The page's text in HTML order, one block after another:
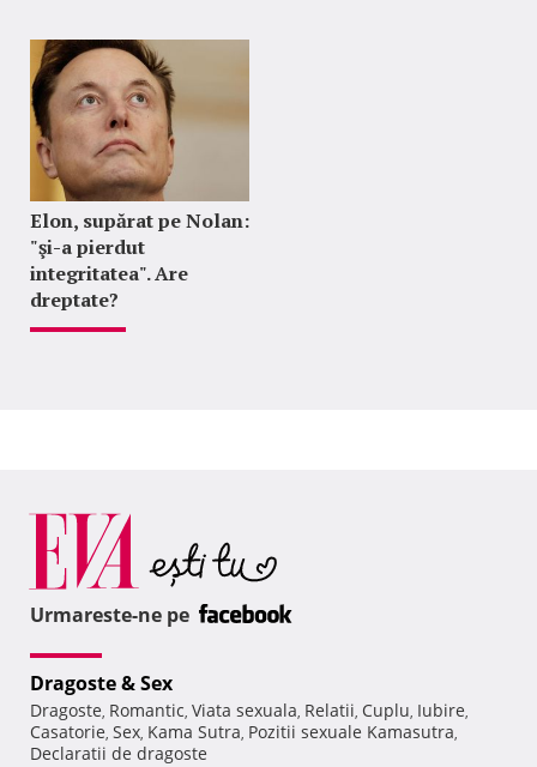
Elon, supărat pe Nolan:
"şi-a pierdut
integritatea". Are
dreptate?
Urmareste-ne pe
Dragoste & Sex
Dragoste, Romantic, Viata sexuala, Relatii, Cuplu, Iubire,
Casatorie, Sex, Kama Sutra, Pozitii sexuale Kamasutra,
Declaratii de dragoste